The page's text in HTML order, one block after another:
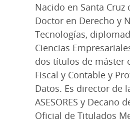
Nacido en Santa Cruz
Doctor en Derecho y
Tecnologías,
Ciencias
dos títulos de máster
Fiscal y Contable y
Datos. Es director de
ASESORES y Decano
Oficial de Titulados